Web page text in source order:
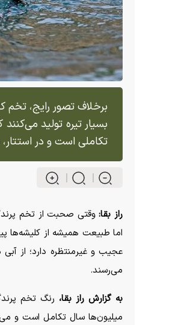
برخلاف تصور رایج، تخم
بسیار تیره تولید
تکاملی است و در
راز بقا:وقتی صحبت از تخم
اما طبیعت همیشه از کلیشه‌ها
عجیب و غیرمنتظره دارد؛ از
می‌رسند.
به گزارش راز بقا، رنگ تخم
میلیون‌ها سال تکامل است و